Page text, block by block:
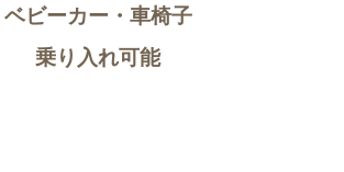
ベビーカー・車椅子
乗り入れ可能